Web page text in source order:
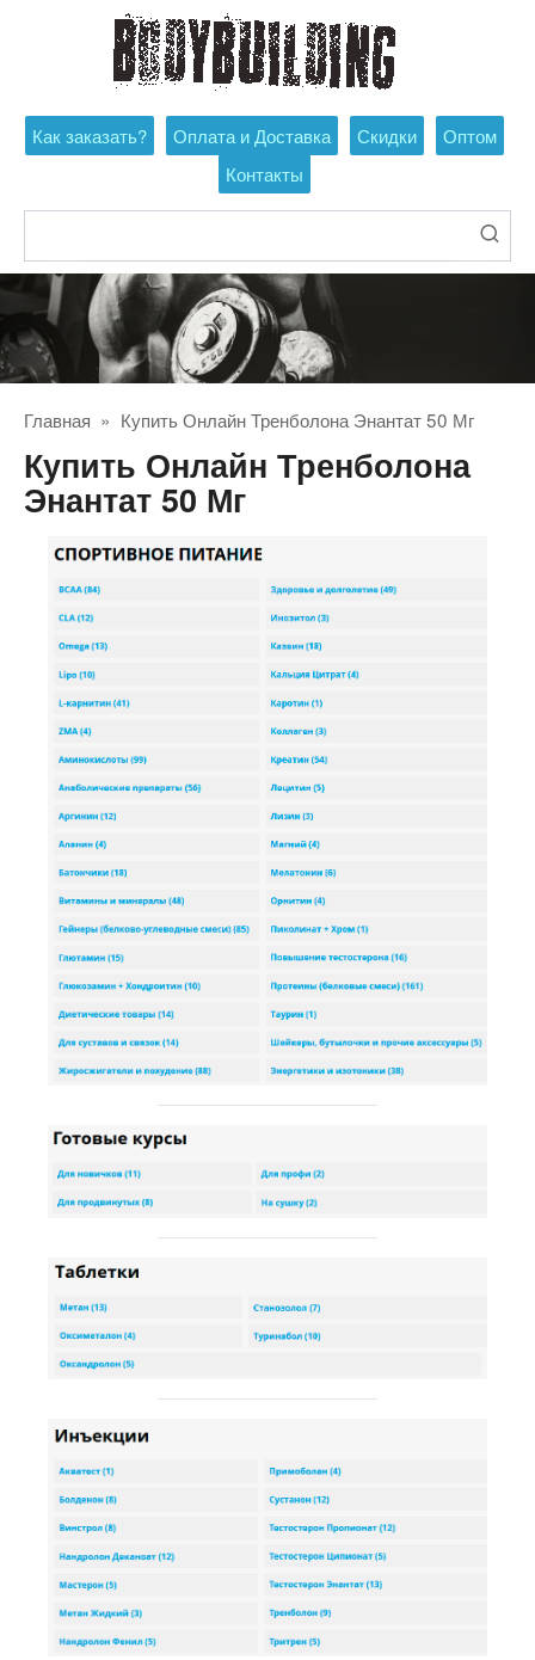
Как заказать? Оплата и Доставка Скидки
Оптом
Контакты
Главная » Купить Онлайн Тренболона Энантат 50 Мг
Купить Онлайн Тренболона
Энантат 50 Мг